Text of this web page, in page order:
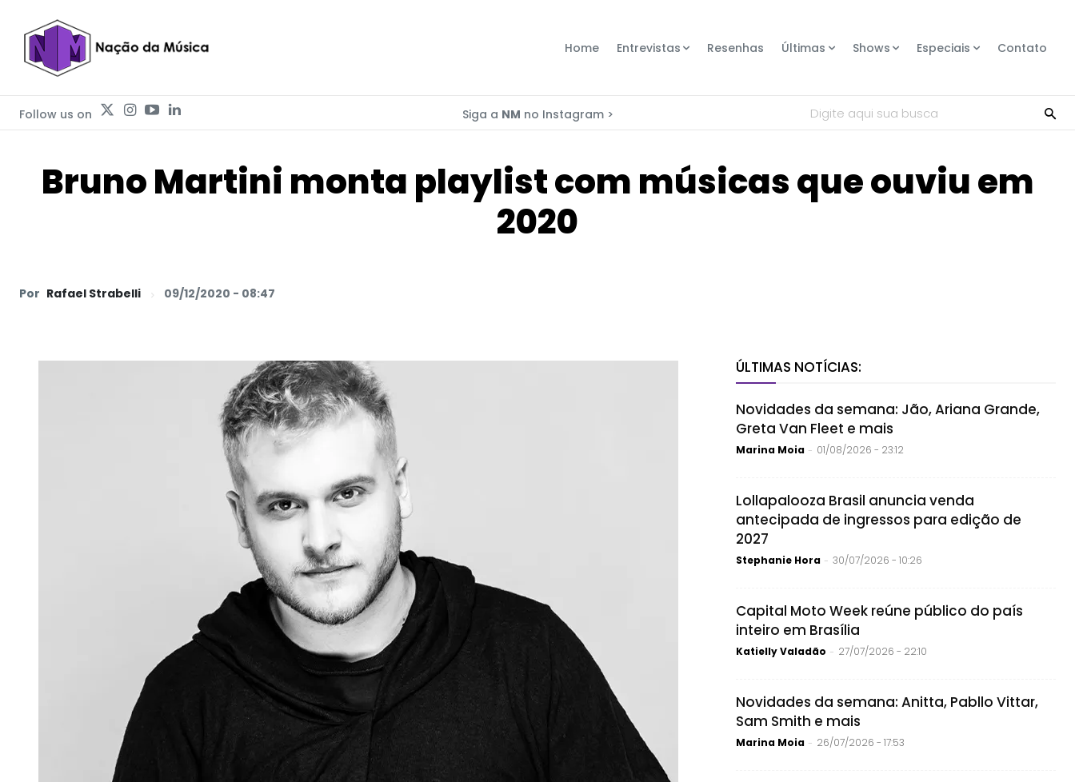
Home Entrevistas Resenhas Últimas Shows Especiais Contato
Follow us on Siga a NM no Instagram > Digite aqui sua busca
Bruno Martini monta playlist com músicas que ouviu em
2020
Por Rafael Strabelli 09/12/2020 - 08:47
ÚLTIMAS NOTÍCIAS:
Novidades da semana: Jão, Ariana Grande,
Greta Van Fleet e mais
Marina Moia - 01/08/2026 - 23:12
Lollapalooza Brasil anuncia venda
antecipada de ingressos para edição de
2027
Stephanie Hora - 30/07/2026 - 10:26
Capital Moto Week reúne público do país
inteiro em Brasília
Katielly Valadão - 27/07/2026 - 22:10
Novidades da semana: Anitta, Pabllo Vittar,
Sam Smith e mais
Marina Moia - 26/07/2026 - 17:53